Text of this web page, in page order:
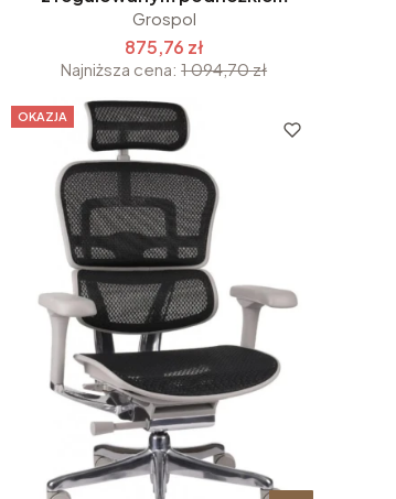
Grospol
875,76 zł
Najniższa cena: 1 094,70 zł
OKAZJA